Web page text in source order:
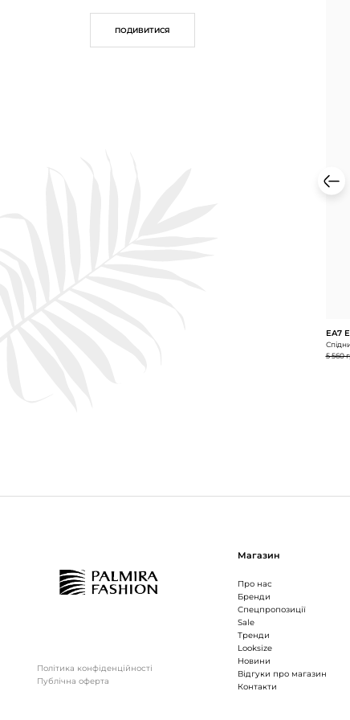
ПОДИВИТИСЯ
EA7
5 560
Політика конфіденційності
Публічна оферта
Магазин
Про нас
Бренди
Спецпропозиції
Sale
Тренди
Looksize
Новини
Відгуки про магазин
Контакти